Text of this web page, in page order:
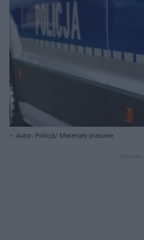
Autor: Policja/ Materiały prasowe